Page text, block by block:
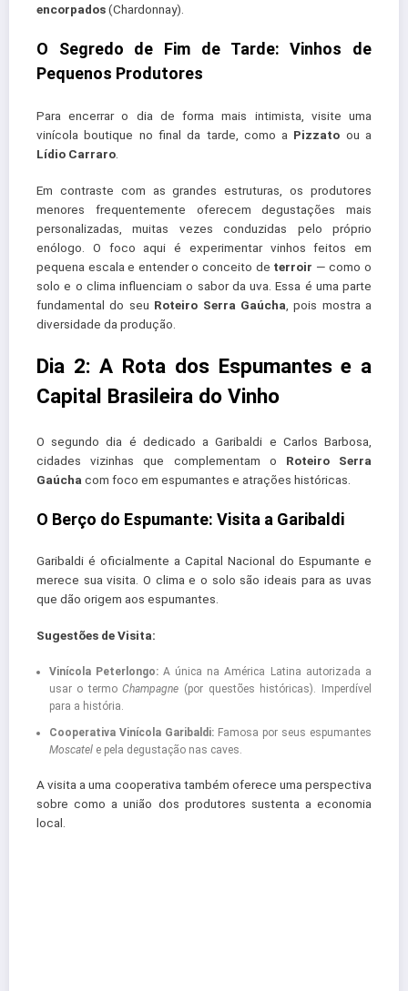
encorpados(Chardonnay).
O Segredo de Fim de Tarde: Vinhos de
Pequenos Produtores
Para encerrar o dia de forma mais intimista, visite uma
vinícola boutique no final da tarde, como a Pizzato ou a
Lídio Carraro
Em contraste com as grandes estruturas, os produtores
menores frequentemente oferecem degustações mais
personalizadas, muitas vezes conduzidas pelo próprio
enólogo. O foco aqui é experimentar vinhos feitos em
pequena escala e entender o conceito de terroir — como o
solo e o clima influenciam o sabor da uva. Essa é uma parte
fundamental do seu Roteiro Serra Gaúcha , pois mostra a
diversidade da produção.
Dia 2: A Rota dos Espumantes e a
Capital Brasileira do Vinho
O segundo dia é dedicado a Garibaldi e Carlos Barbosa,
cidades vizinhas que complementam o Roteiro Serra
Gaúcha com foco em espumantes e atrações históricas.
O Berço do Espumante: Visita a Garibaldi
Garibaldi é oficialmente a Capital Nacional do Espumante e
merece sua visita. O clima e o solo são ideais para as uvas
que dão origem aos espumantes.
Sugestões de Visita:
Vinícola Peterlongo:A única na América Latina autorizada a
usar o termoChampagne (por questões históricas). Imperdível
para a história.
Cooperativa Vinícola Garibaldi:Famosa por seus espumantes
Moscatele pela degustação nas caves.
A visita a uma cooperativa também oferece uma perspectiva
sobre como a união dos produtores sustenta a economia
local.